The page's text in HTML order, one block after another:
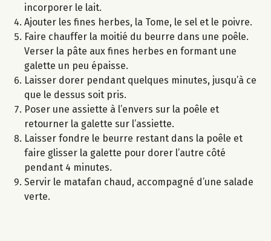
incorporer le lait.
Ajouter les fines herbes, la Tome, le sel et le poivre.
Faire chauffer la moitié du beurre dans une poêle.
Verser la pâte aux fines herbes en formant une
galette un peu épaisse.
Laisser dorer pendant quelques minutes, jusqu’à ce
que le dessus soit pris.
Poser une assiette à l’envers sur la poêle et
retourner la galette sur l’assiette.
Laisser fondre le beurre restant dans la poêle et
faire glisser la galette pour dorer l’autre côté
pendant 4 minutes.
Servir le matafan chaud, accompagné d’une salade
verte.